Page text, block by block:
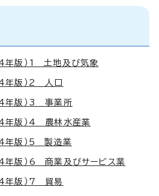
年版）1 土地及び気象
年版）2 人口
年版）3 事業所
年版）4 農林水産業
年版）5 製造業
年版）6 商業及びサービス業
年版）7 貿易